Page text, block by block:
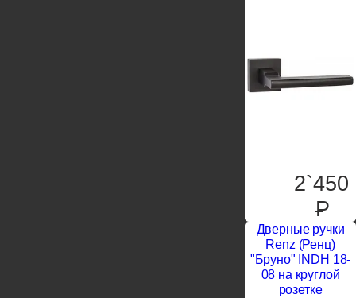
2`450
P
Дверные ручки
Renz (Ренц)
"Бруно" INDH 18-
08 на круглой
розетке